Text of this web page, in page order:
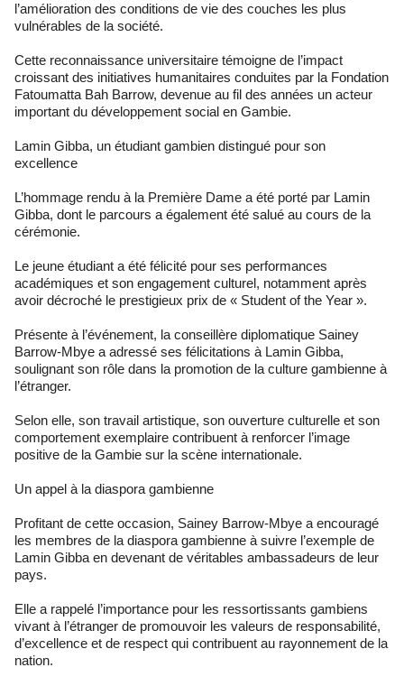
l’amélioration des conditions de vie des couches les plus
vulnérables de la société.
Cette reconnaissance universitaire témoigne de l’impact
croissant des initiatives humanitaires conduites par la Fondation
Fatoumatta Bah Barrow, devenue au fil des années un acteur
important du développement social en Gambie.
Lamin Gibba, un étudiant gambien distingué pour son
excellence
L’hommage rendu à la Première Dame a été porté par Lamin
Gibba, dont le parcours a également été salué au cours de la
cérémonie.
Le jeune étudiant a été félicité pour ses performances
académiques et son engagement culturel, notamment après
avoir décroché le prestigieux prix de « Student of the Year ».
Présente à l’événement, la conseillère diplomatique Sainey
Barrow-Mbye a adressé ses félicitations à Lamin Gibba,
soulignant son rôle dans la promotion de la culture gambienne à
l’étranger.
Selon elle, son travail artistique, son ouverture culturelle et son
comportement exemplaire contribuent à renforcer l’image
positive de la Gambie sur la scène internationale.
Un appel à la diaspora gambienne
Profitant de cette occasion, Sainey Barrow-Mbye a encouragé
les membres de la diaspora gambienne à suivre l’exemple de
Lamin Gibba en devenant de véritables ambassadeurs de leur
pays.
Elle a rappelé l’importance pour les ressortissants gambiens
vivant à l’étranger de promouvoir les valeurs de responsabilité,
d’excellence et de respect qui contribuent au rayonnement de la
nation.